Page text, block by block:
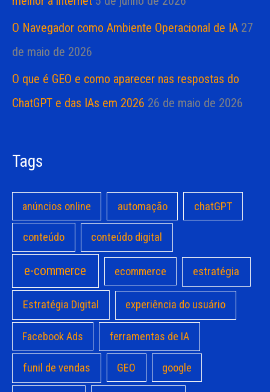
O Navegador como Ambiente Operacional de IA 27
de maio de 2026
O que é GEO e como aparecer nas respostas do
ChatGPT e das IAs em 2026 26 de maio de 2026
Tags
anúncios online automação chatGPT
conteúdo conteúdo digital
e-commerce ecommerce estratégia
Estratégia Digital experiência do usuário
Facebook Ads ferramentas de IA
funil de vendas GEO google